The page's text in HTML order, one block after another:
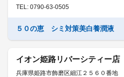
TEL: 0790-63-0505
５０の恵 シミ対策美白養潤液
イオン姫路リバーシティー店
兵庫県姫路市飾磨区細江２５６０番地